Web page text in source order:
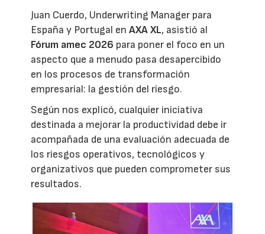
Juan Cuerdo, Underwriting Manager para
España y Portugal enAXA XL, asistió al
Fórum amec 2026 para poner el foco en un
aspecto que a menudo pasa desapercibido
en los procesos de transformación
empresarial: la gestión del riesgo.
Según nos explicó, cualquier iniciativa
destinada a mejorar la productividad debe ir
acompañada de una evaluación adecuada de
los riesgos operativos, tecnológicos y
organizativos que pueden comprometer sus
resultados.